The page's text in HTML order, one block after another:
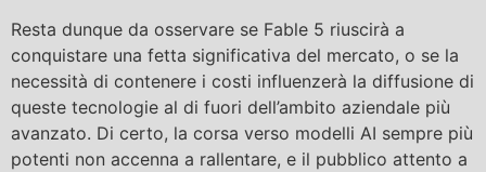
Resta dunque da osservare se Fable 5 riuscirà a
conquistare una fetta significativa del mercato, o se la
necessità di contenere i costi influenzerà la diffusione di
queste tecnologie al di fuori dell’ambito aziendale più
avanzato. Di certo, la corsa verso modelli AI sempre più
potenti non accenna a rallentare, e il pubblico attento a